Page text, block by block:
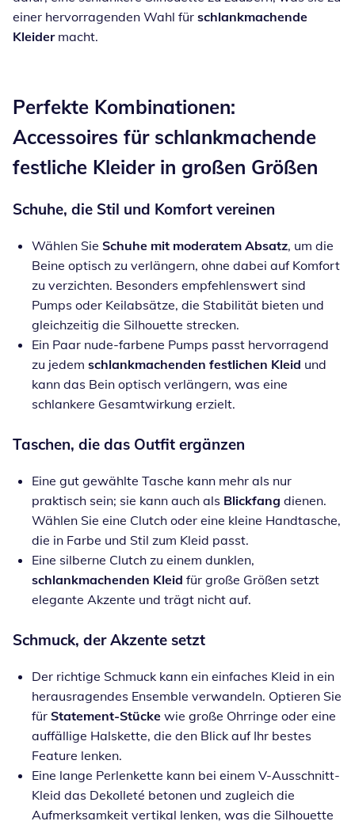
einer hervorragenden Wahl für schlankmachende
Kleidermacht.
Perfekte Kombinationen:
Accessoires für schlankmachende
festliche Kleider in großen Größen
Schuhe, die Stil und Komfort vereinen
Wählen Sie Schuhe mit moderatem Absatz, um die
Beine optisch zu verlängern, ohne dabei auf Komfort
zu verzichten. Besonders empfehlenswert sind
Pumps oder Keilabsätze, die Stabilität bieten und
gleichzeitig die Silhouette strecken.
Ein Paar nude-farbene Pumps passt hervorragend
zu jedem schlankmachenden festlichen Kleid und
kann das Bein optisch verlängern, was eine
schlankere Gesamtwirkung erzielt.
Taschen, die das Outfit ergänzen
Eine gut gewählte Tasche kann mehr als nur
praktisch sein; sie kann auch als Blickfang dienen.
Wählen Sie eine Clutch oder eine kleine Handtasche,
die in Farbe und Stil zum Kleid passt.
Eine silberne Clutch zu einem dunklen,
schlankmachenden Kleid für große Größen setzt
elegante Akzente und trägt nicht auf.
Schmuck, der Akzente setzt
Der richtige Schmuck kann ein einfaches Kleid in ein
herausragendes Ensemble verwandeln. Optieren Sie
für Statement-Stücke wie große Ohrringe oder eine
auffällige Halskette, die den Blick auf Ihr bestes
Feature lenken.
Eine lange Perlenkette kann bei einem V-Ausschnitt-
Kleid das Dekolleté betonen und zugleich die
Aufmerksamkeit vertikal lenken, was die Silhouette